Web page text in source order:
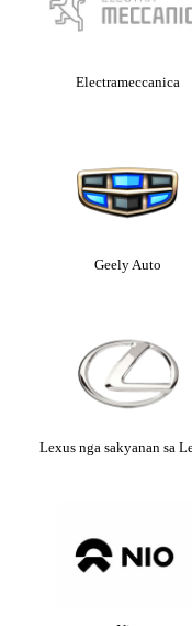
Electrameccanica
Geely Auto
Lexus nga sakyanan sa